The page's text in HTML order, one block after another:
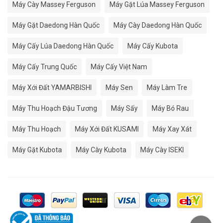
Máy Cày Massey Ferguson Máy Gặt Lúa Massey Ferguson
Máy Gặt Daedong Hàn Quốc Máy Cày Daedong Hàn Quốc
Máy Cấy Lúa Daedong Hàn Quốc Máy Cấy Kubota
Máy Cấy Trung Quốc Máy Cấy Việt Nam
Máy Xới Đất YAMARBISHI Máy Sen Máy Làm Tre
Máy Thu Hoạch Đậu Tương Máy Sấy Máy Bó Rau
Máy Thu Hoạch Máy Xới Đất KUSAMI Máy Xay Xát
Máy Gặt Kubota Máy Cày Kubota Máy Cày ISEKI